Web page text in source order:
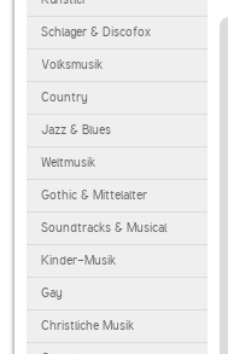
Schlager & Discofox
Volksmusik
Country
Jazz & Blues
Weltmusik
Gothic & Mittelalter
Soundtracks & Musical
Kinder-Musik
Gay
Christliche Musik